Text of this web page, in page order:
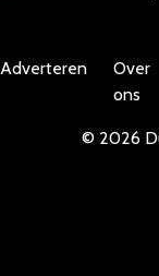
Adverteren
Over
ons
© 2026